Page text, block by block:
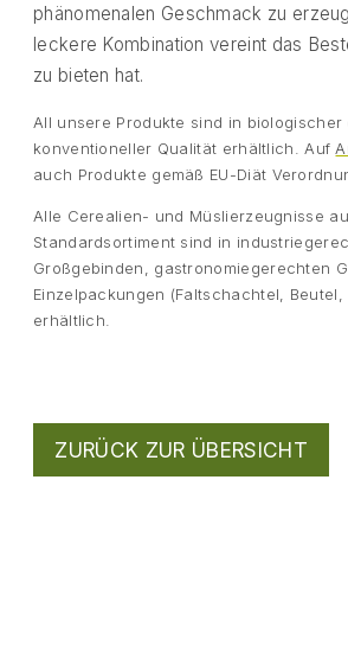
phänomenalen Geschmack zu
leckere Kombination vereint das
zu bieten hat.
All unsere Produkte sind in biologischer
konventioneller Qualität erhältlich. Auf
auch Produkte gemäß EU-Diät
Alle Cerealien- und Müslierzeugnisse
Standardsortiment sind in
Großgebinden, gastronomiegerechten
Einzelpackungen (Faltschachtel,
erhältlich.
ZURÜCK ZUR ÜBERSICHT